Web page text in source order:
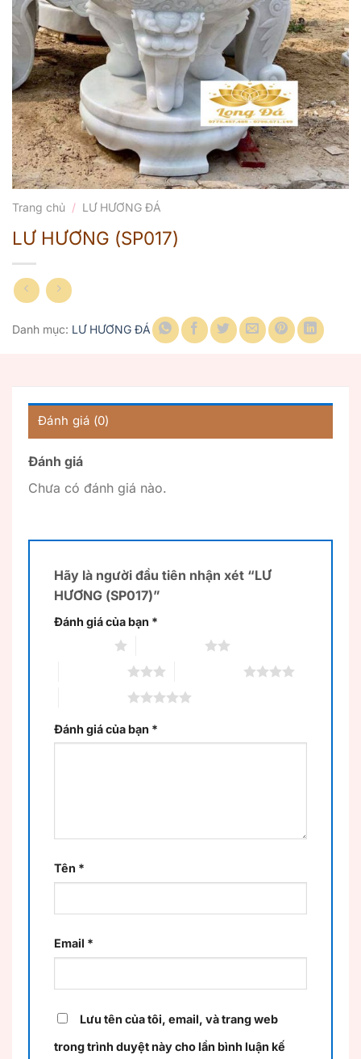
Trang chủ / LƯ HƯƠNG ĐÁ
LƯ HƯƠNG (SP017)
Danh mục: LƯ HƯƠNG ĐÁ
Đánh giá (0)
Đánh giá
Chưa có đánh giá nào.
Hãy là người đầu tiên nhận xét “LƯ
HƯƠNG (SP017)”
Đánh giá của bạn *
Đánh giá của bạn *
Tên *
Email *
Lưu tên của tôi, email, và trang web
trong trình duyệt này cho lần bình luận kế